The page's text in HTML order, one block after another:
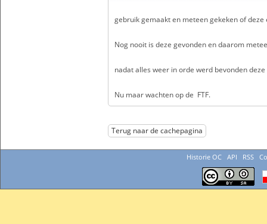
gebruik gemaakt en meteen gekeken of deze
Nog nooit is deze gevonden en daarom
nadat alles weer in orde werd bevonden
Nu maar wachten op de FTF.
Terug naar de cachepagina
Historie OC API RSS